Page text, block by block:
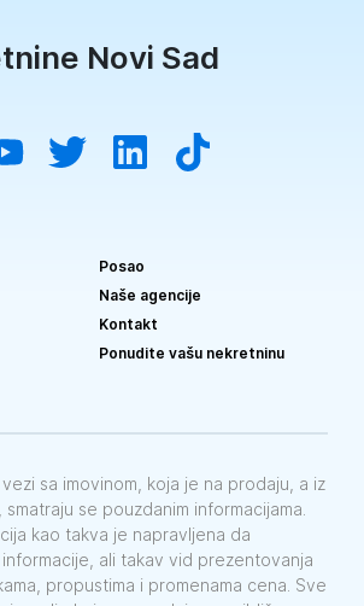
Novi Sad
Posao
Naše agencije
Kontakt
Ponudite vašu nekretninu
sa imovinom, koja je na prodaju, a iz
se pouzdanim informacijama.
kao takva je napravljena da
ali takav vid prezentovanja
propustima i promenama cena. Sve